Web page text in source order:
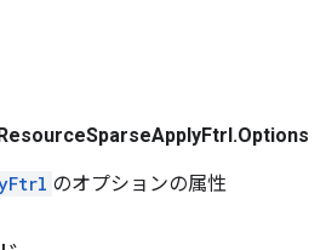
のオプションの属性